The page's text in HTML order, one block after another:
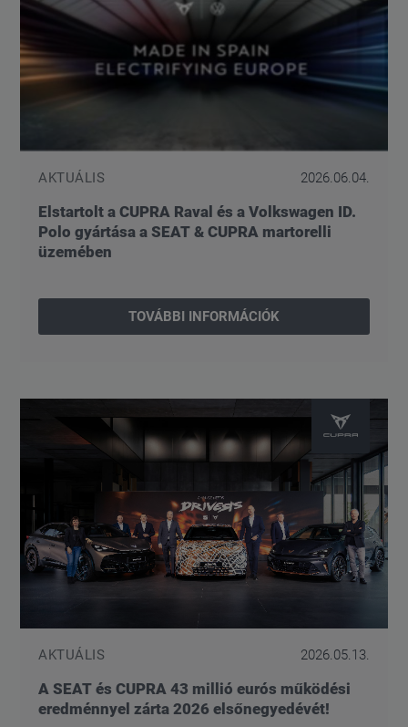
AKTUÁLIS 2026.06.04.
Elstartolt a CUPRA Raval és a Volkswagen ID.
Polo gyártása a SEAT & CUPRA martorelli
üzemében
TOVÁBBI INFORMÁCIÓK
AKTUÁLIS 2026.05.13.
A SEAT és CUPRA 43 millió eurós működési
eredménnyel zárta 2026 elsőnegyedévét!